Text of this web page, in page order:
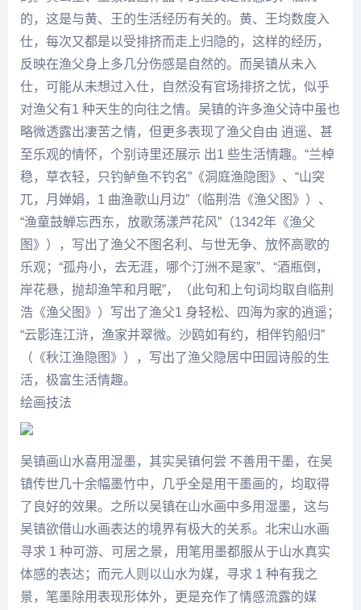
的，这是与黄、王的生活经历有关的。黄、王均数度入
仕，每次又都是以受排挤而走上归隐的，这样的经历，
反映在渔父身上多几分伤感是自然的。而吴镇从未入
仕，可能从未想过入仕，自然没有官场排挤之忧，似乎
对渔父有1 种天生的向往之情。吴镇的许多渔父诗中虽也
略微透露出凄苦之情，但更多表现了渔父自由 逍遥、甚
至乐观的情怀，个别诗里还展示 出1 些生活情趣。“兰棹
稳，草衣轻，只钓鲈鱼不钓名”《洞庭渔隐图》、“山突
兀，月婵娟，1 曲渔歌山月边”（临荆浩 《渔父图》）、
“渔童鼓觯忘西东，放歌荡漾芦花风”（1342年《渔父
图》），写出了渔父不图名利、与世无争、放怀高歌的
乐观；“孤舟小，去无涯，哪个汀洲不是家”、“酒瓶倒，
岸花悬，抛却渔竿和月眠”，（此句和上句词均取自临荆
浩 《渔父图》）写出了渔父1 身轻松、四海为家的逍遥；
“云影连江浒，渔家并翠微。沙鸥如有约，相伴钓船归”
（《秋江渔隐图》），写出了渔父隐居中田园诗般的生
活，极富生活情趣。
绘画技法
吴镇画山水喜用湿墨，其实吴镇何尝 不善用干墨，在吴
镇传世几十余幅墨竹中，几乎全是用干墨画的，均取得
了良好的效果。之所以吴镇在山水画中多用湿墨，这与
吴镇欲借山水画表达的境界有极大的关系。北宋山水画
寻求 1 种可游、可居之景，用笔用墨都服从于山水真实
体感的表达；而元人则以山水为媒，寻求 1 种有我之
景，笔墨除用表现形体外，更是充作了情感流露的媒